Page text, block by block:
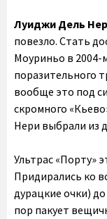
Луиджи Дель
повезло. Стать
Моуриньо в 2004-
поразительного
вообще это под
скромного
Нери выбрали из
Ультрас «Порту»
Придирались ко
дурацкие очки)
пор пакует